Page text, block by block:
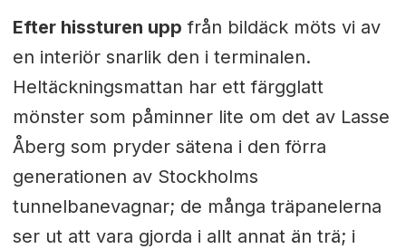
Efter hissturen upp från bildäck möts vi av
en interiör snarlik den i terminalen.
Heltäckningsmattan har ett färgglatt
mönster som påminner lite om det av Lasse
Åberg som pryder sätena i den förra
generationen av Stockholms
tunnelbanevagnar; de många träpanelerna
ser ut att vara gjorda i allt annat än trä; i